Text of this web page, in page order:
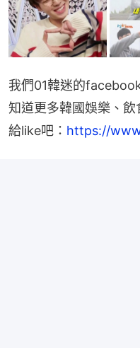
我們01韓迷的
知道更多韓國娛樂、
給like吧： https://